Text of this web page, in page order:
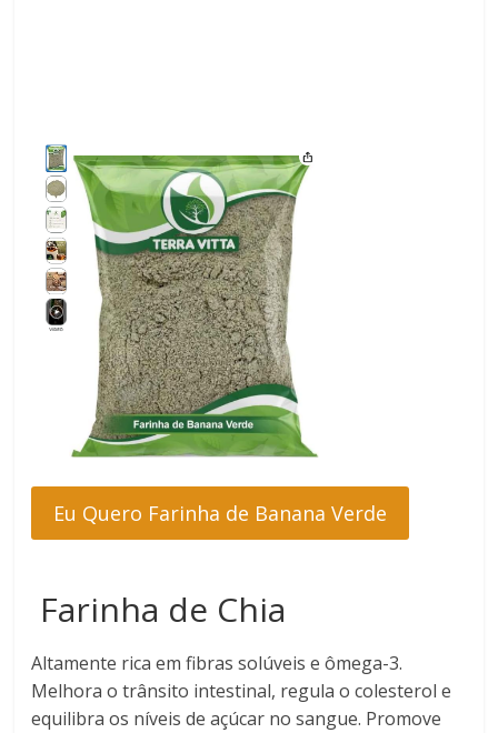
Eu Quero Farinha de Banana Verde
Farinha de Chia
Altamente rica em fibras solúveis e ômega-3.
Melhora o trânsito intestinal, regula o colesterol e
equilibra os níveis de açúcar no sangue. Promove